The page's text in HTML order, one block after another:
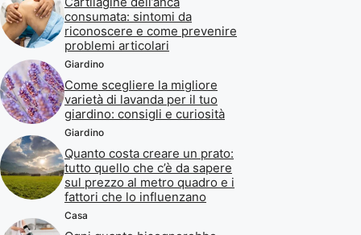
consumata: sintomi da
riconoscere e come prevenire
problemi articolari
Giardino
Come scegliere la migliore
varietà di lavanda per il tuo
giardino: consigli e curiosità
Giardino
Quanto costa creare un prato:
tutto quello che c’è da sapere
sul prezzo al metro quadro e i
fattori che lo influenzano
Casa